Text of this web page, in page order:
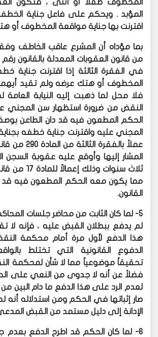
المخطوف طفلاً أو أُنثى ، فتكون
المؤبد . ويحكم على فاعل جناية الخطف
اقترنت بها جناية مواقعة المخطوف أو
في الفقرة الثالثة إذا اقترنت جناية
المخطوف أو هتك عرضه ولم تقيد
فلا محل لما ذهبت إليه النيابة
النقض من ضرورة استظهار سن المجني
الحكم المطعون فيه قد دان الطاعن
المجني عليه واقترنت جناية خطفه
عملاً بالفقرة
المشار إليها وأوقع عليه عقوبة السجن
ثلاث سنوات وذلك
مما يكون معه الحكم المطعون فيه
القانون.
5- لما كان الثابت من محاضر جلسات
لم يدفع ببطلان القبض عليه ، فإنه لا
هذا الدفع لأول مرة أمام محكمة
الدفوع القانونية التي تختلط
تحقيقاً موضوعياً مما لا شأن لمحكمة
فضلاً عن أنه لا جدوى من النعي على
لعدم الرد على هذا الدفع ما دام البين
صار إثباتها في الحكم ومن استدلاله
الإدانة إلى دليل مستمد من القبض
6- لما كان الحكم قد اطرح الدفع بعدم